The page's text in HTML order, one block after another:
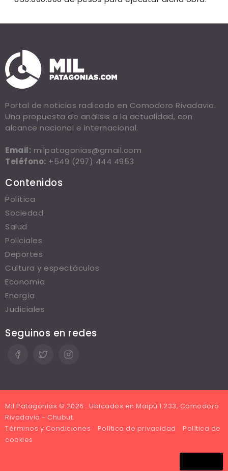
Portal de noticias radicado en Comodoro Rivadavia.
Una propuesta de análisis a la actualidad, con
alcance nacional e internacional.
Email: milpatagonias@gmail.com
Teléfono: +549 (297) 444 4953
Contenidos
Política
Sociedad
Salud
Policiales
Deportes
Cultura y espectáculos
Economía
Energía
Judiciales
Seguinos en redes
Mil Patagonias © 2026 . Ubicados en Maipú 1.233, Comodoro
Rivadavia - Chubut.
Términos y Condiciones
Política de privacidad
Política de
cookies